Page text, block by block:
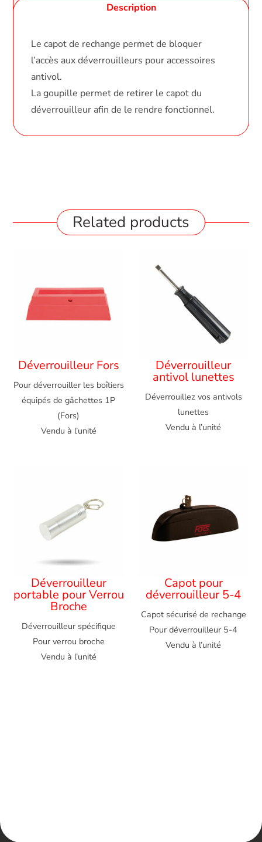
Description
Le capot de rechange permet de bloquer
l’accès aux déverrouilleurs pour accessoires
antivol.
La goupille permet de retirer le capot du
déverrouilleur afin de le rendre fonctionnel.
Related products
Déverrouilleur Fors
Pour déverrouiller les boîtiers
équipés de gâchettes 1P
(Fors)
Vendu à l’unité
Déverrouilleur
antivol lunettes
Déverrouillez vos antivols
lunettes
Vendu à l’unité
Déverrouilleur
portable pour Verrou
Broche
Déverrouilleur spécifique
Pour verrou broche
Vendu à l’unité
Capot pour
déverrouilleur 5-4
Capot sécurisé de rechange
Pour déverrouilleur 5-4
Vendu à l’unité